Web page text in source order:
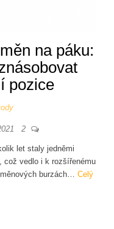
na páku:
pozice
2
let staly jedněmi
což vedlo i k rozšířenému
burzách… Celý